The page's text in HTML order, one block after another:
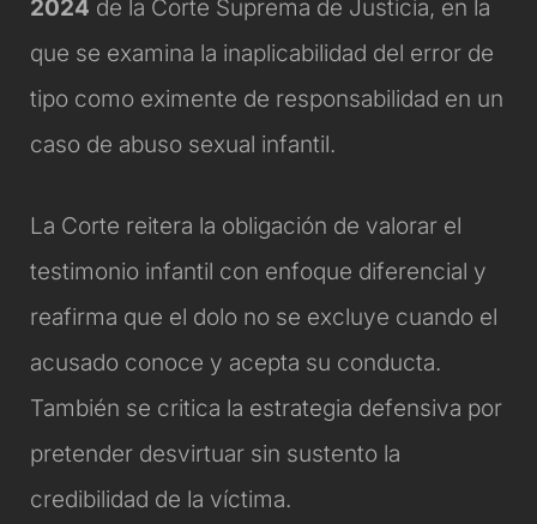
2024 de la Corte Suprema de Justicia, en la
que se examina la inaplicabilidad del error de
tipo como eximente de responsabilidad en un
caso de abuso sexual infantil.
La Corte reitera la obligación de valorar el
testimonio infantil con enfoque diferencial y
reafirma que el dolo no se excluye cuando el
acusado conoce y acepta su conducta.
También se critica la estrategia defensiva por
pretender desvirtuar sin sustento la
credibilidad de la víctima.